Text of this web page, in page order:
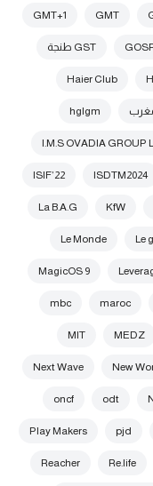
GMT
GMT+1
GST طنجة
Haier Club
hglgm
I.M.S OVADIA GROUP
ISDTM2024
ISIF’22
KfW
La B.A.G
Le
Le Monde
MagicOS 9
maroc
mbc
MEDZ
MIT
New
Next Wave
odt
oncf
pjd
Play Makers
Re.life
Reacher